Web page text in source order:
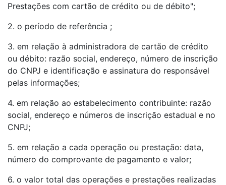
Prestações com cartão de crédito ou de débito";
2. o período de referência ;
3. em relação à administradora de cartão de crédito
ou débito: razão social, endereço, número de inscrição
do CNPJ e identificação e assinatura do responsável
pelas informações;
4. em relação ao estabelecimento contribuinte: razão
social, endereço e números de inscrição estadual e no
CNPJ;
5. em relação a cada operação ou prestação: data,
número do comprovante de pagamento e valor;
6. o valor total das operações e prestações realizadas